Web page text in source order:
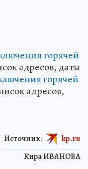
горячей
адресов, даты
горячей
адресов,
Кира ИВАНОВА
Источник: kp.ru